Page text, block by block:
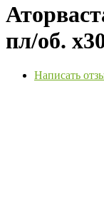
пл/об.
Написать